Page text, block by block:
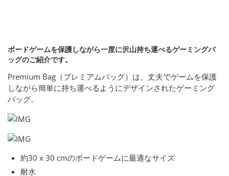
ボードゲームを保護しながら一度に沢山持ち運べるゲーミングバ
ッグのご紹介です。
Premium Bag（プレミアムバッグ）は、丈夫でゲームを保護
しながら簡単に持ち運べるようにデザインされたゲーミング
バッグ。
約30 x 30 cmのボードゲームに最適なサイズ
耐水